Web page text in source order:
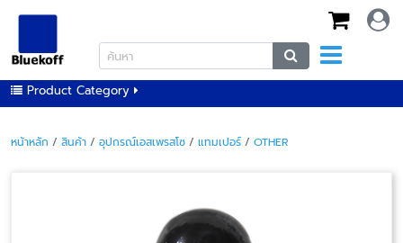
Product Category
หน้าหลัก / สินค้า / อุปกรณ์เอสเพรสโซ / แทมเปอร์ / OTHER